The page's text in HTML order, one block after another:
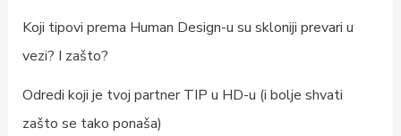
Koji tipovi prema Human Design-u su skloniji prevari u
vezi? I zašto?
Odredi koji je tvoj partner TIP u HD-u (i bolje shvati
zašto se tako ponaša)